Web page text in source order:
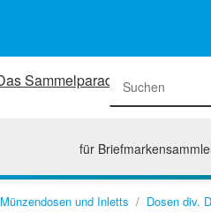
für
Münzendosen und Inletts Dosen div.